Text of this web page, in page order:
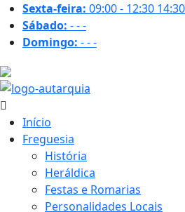
Sexta-feira: 09:00 - 12:30
Sábado: ---
Domingo: ---
Início
Freguesia
História
Heráldica
Festas e Romarias
Personalidades Locais